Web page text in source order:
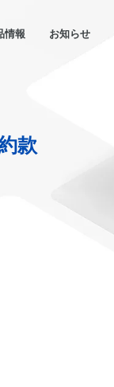
情報 お知らせ
款